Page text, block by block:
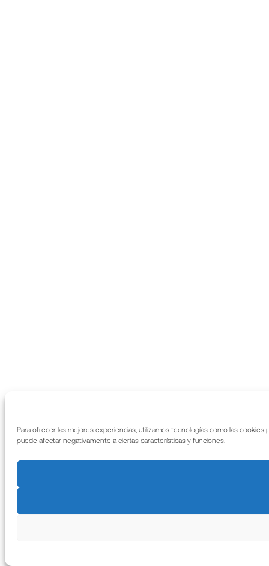
Para ofrecer las mejores experiencias, utilizamos tecnologías como las
puede afectar negativamente a ciertas características y funciones.